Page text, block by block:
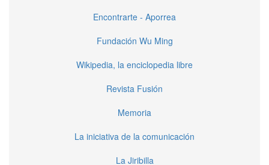
Encontrarte - Aporrea
Fundación Wu Ming
Wikipedia, la enciclopedia libre
Revista Fusión
Memoria
La iniciativa de la comunicación
La Jiribilla